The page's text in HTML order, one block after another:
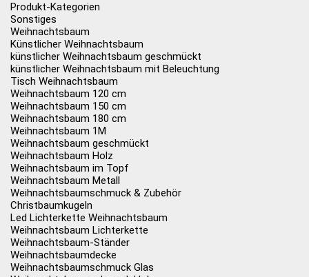
Produkt-Kategorien
Sonstiges
Weihnachtsbaum
Künstlicher Weihnachtsbaum
künstlicher Weihnachtsbaum geschmückt
künstlicher Weihnachtsbaum mit Beleuchtung
Tisch Weihnachtsbaum
Weihnachtsbaum 120 cm
Weihnachtsbaum 150 cm
Weihnachtsbaum 180 cm
Weihnachtsbaum 1M
Weihnachtsbaum geschmückt
Weihnachtsbaum Holz
Weihnachtsbaum im Topf
Weihnachtsbaum Metall
Weihnachtsbaumschmuck & Zubehör
Christbaumkugeln
Led Lichterkette Weihnachtsbaum
Weihnachtsbaum Lichterkette
Weihnachtsbaum-Ständer
Weihnachtsbaumdecke
Weihnachtsbaumschmuck Glas